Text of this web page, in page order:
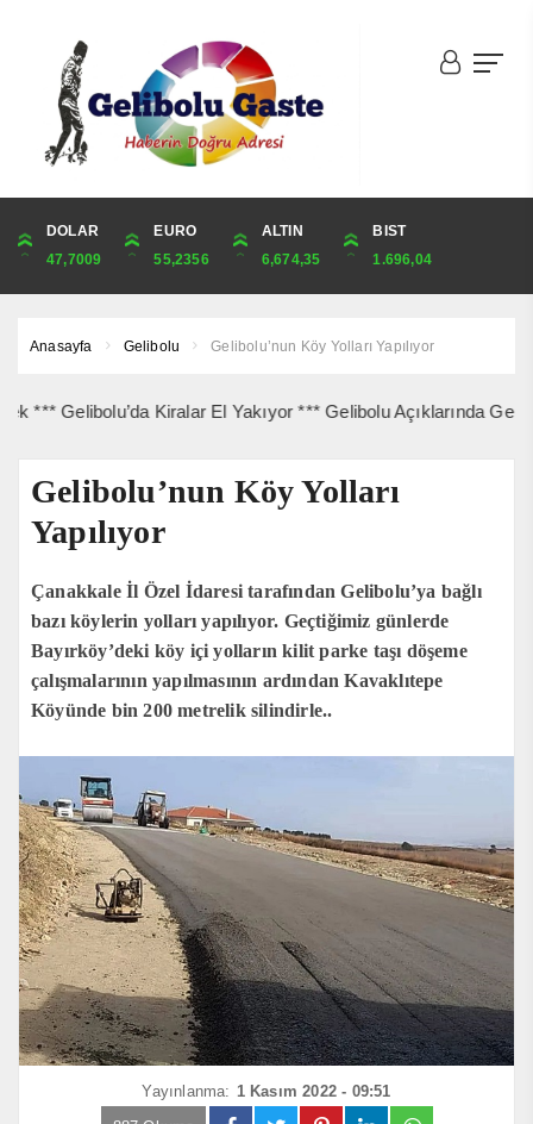
DOLAR
47,7009
EURO
55,2356
ALTIN
6,674,35
BIST
1.696,04
ONS
4,351,46
ALTIN
6,674,35
ÇEYREK
10,912,56
CUMHURİYET
44,829,00
Anasayfa Gelibolu Gelibolu’nun Köy Yolları Yapılıyor
Kiralar El Yakıyor *** Gelibolu Açıklarında Gemi
Gelibolu’nun Köy Yolları
Yapılıyor
Çanakkale İl Özel İdaresi tarafından Gelibolu’ya bağlı
bazı köylerin yolları yapılıyor. Geçtiğimiz günlerde
Bayırköy’deki köy içi yolların kilit parke taşı döşeme
çalışmalarının yapılmasının ardından Kavaklıtepe
Köyünde bin 200 metrelik silindirle..
Yayınlanma: 1 Kasım 2022 - 09:51